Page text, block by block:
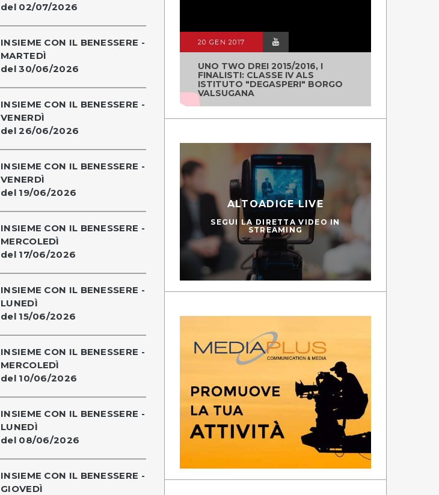
del 02/07/2026
INSIEME CON IL BENESSERE -
MARTEDÌ
del 30/06/2026
INSIEME CON IL BENESSERE -
VENERDÌ
del 26/06/2026
INSIEME CON IL BENESSERE -
VENERDÌ
del 19/06/2026
INSIEME CON IL BENESSERE -
MERCOLEDÌ
del 17/06/2026
INSIEME CON IL BENESSERE -
LUNEDÌ
del 15/06/2026
INSIEME CON IL BENESSERE -
MERCOLEDÌ
del 10/06/2026
INSIEME CON IL BENESSERE -
LUNEDÌ
del 08/06/2026
INSIEME CON IL BENESSERE -
GIOVEDÌ
20 GEN 2017
UNO TWO DREI 2015/2016, I
FINALISTI: CLASSE IV ALS
ISTITUTO "DEGASPERI" BORGO
VALSUGANA
ALTOADIGE LIVE
SEGUI LA DIRETTA VIDEO IN
STREAMING